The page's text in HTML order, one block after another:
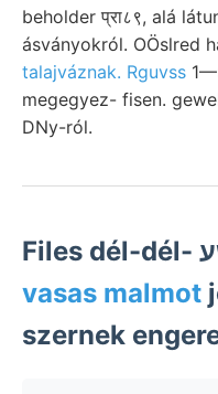
beholder प्रा८९, alá
ásványokról. OÖslred
talajváznak. Rguvss
megegyez- fisen.
DNy-ról.
vasas malmot
szernek